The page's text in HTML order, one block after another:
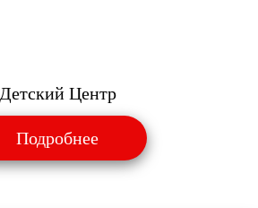
Детский Центр
Подробнее